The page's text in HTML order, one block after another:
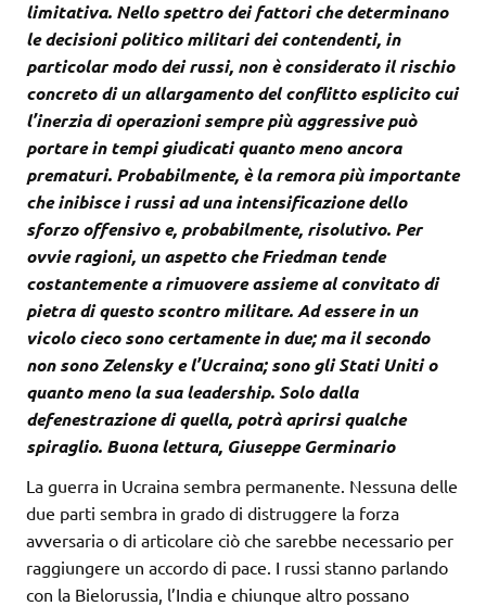
limitativa. Nello spettro dei fattori che determinano
le decisioni politico militari dei contendenti, in
particolar modo dei russi, non è considerato il rischio
concreto di un allargamento del conflitto esplicito cui
l’inerzia di operazioni sempre più aggressive può
portare in tempi giudicati quanto meno ancora
prematuri. Probabilmente, è la remora più importante
che inibisce i russi ad una intensificazione dello
sforzo offensivo e, probabilmente, risolutivo. Per
ovvie ragioni, un aspetto che Friedman tende
costantemente a rimuovere assieme al convitato di
pietra di questo scontro militare. Ad essere in un
vicolo cieco sono certamente in due; ma il secondo
non sono Zelensky e l’Ucraina; sono gli Stati Uniti o
quanto meno la sua leadership. Solo dalla
defenestrazione di quella, potrà aprirsi qualche
spiraglio. Buona lettura, Giuseppe Germinario
La guerra in Ucraina sembra permanente. Nessuna delle
due parti sembra in grado di distruggere la forza
avversaria o di articolare ciò che sarebbe necessario per
raggiungere un accordo di pace. I russi stanno parlando
con la Bielorussia, l’India e chiunque altro possano